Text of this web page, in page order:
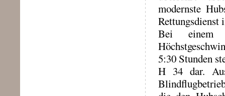
modernste
Rettungsdienst
Bei einem
5:30 Stunden
H 34 dar.